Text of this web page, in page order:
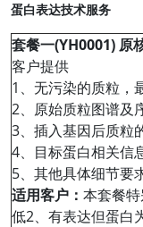
蛋白表达技术服务
套餐一(YH0001) 原
客户提供
1、无污染的质粒，
2、原始质粒图谱及
3、插入基因后质粒
4、目标蛋白相关信
5、其他具体细节要
适用客户： 本套餐
低2、有表达但蛋白